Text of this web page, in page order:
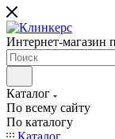
Интернет-магазин
Каталог
По всему сайту
По каталогу
Каталог